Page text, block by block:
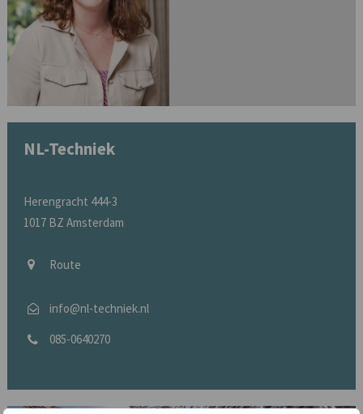
NL-Techniek
Herengracht 444-3
1017 BZ Amsterdam
Route
info@nl-techniek.nl
085-0640270